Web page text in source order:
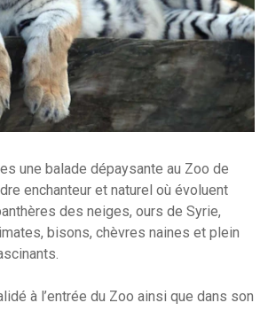
une balade dépaysante au Zoo de
enchanteur et naturel où évoluent
des neiges, ours de Syrie,
bisons, chèvres naines et plein
à l’entrée du Zoo ainsi que dans son